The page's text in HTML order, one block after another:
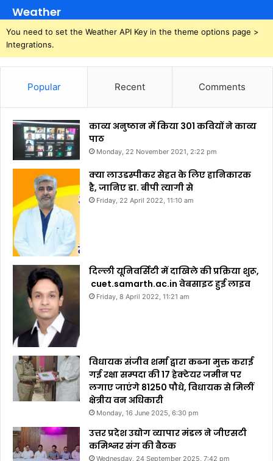
Weather
You need to set the Weather API Key in the theme options page >
Integrations.
Popular Recent Comments
काव्य अनुष्ठान में किया 301 कवियों ने काव्य
पाठ
Monday, 22 November 2021, 2:22 pm
क्या लाउडस्पीकर सेहत के लिए हानिकारक
है, जानिए डा. बीपी त्यागी से
Friday, 22 April 2022, 11:10 am
दिल्ली यूनिवर्सिटी में दाखिले की प्रक्रिया शुरू,
cuet.samarth.ac.in वेबसाइट हुई लाइव
Friday, 8 April 2022, 11:21 am
विधायक संजीव शर्मा द्वारा कब्जा मुक्त कराई
गई रक्षा सम्पदा की 17 हेक्टेयर जमीन पर
लगाए जाएंगे 81250 पौधे, विधायक से मिलीं
क्षेत्रीय वन अधिकारी
Monday, 16 June 2025, 6:30 pm
उत्तर प्रदेश उद्योग व्यापार मंडल ने जीएसटी
कमिश्नर संग की बैठक
Wednesday, 24 September 2025, 7:42 pm